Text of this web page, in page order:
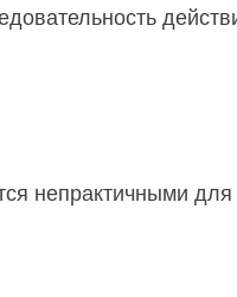
непрактичными